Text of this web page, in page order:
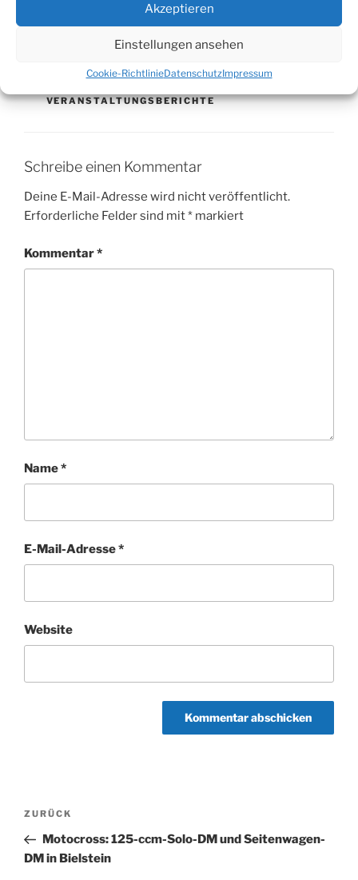
Akzeptieren
Einstellungen ansehen
Cookie-RichtlinieDatenschutzImpressum
VERANSTALTUNGSBERICHTE
Schreibe einen Kommentar
Deine E-Mail-Adresse wird nicht veröffentlicht.
Erforderliche Felder sind mit* markiert
Kommentar*
Name*
E-Mail-Adresse*
Website
Beitragsnavigation
Vorheriger
Beitrag
ZURÜCK
Motocross: 125-ccm-Solo-DM und Seitenwagen-
DM in Bielstein